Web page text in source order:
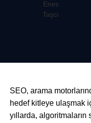
SEO, arama
hedef kitleye ulaşmak
yıllarda, algoritmaların